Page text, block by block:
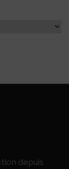
depuis